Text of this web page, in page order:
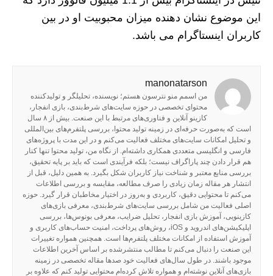
این موضوع نشان دهنده میزان محبوبیت او در بین
کاربران اینستاگرام می‌ باشد.
manonatarson
من اسمم منو نترسون هستم؛ نویسنده، تحلیلگر و تولیدکننده
محتوای تخصصی در حوزه سایت‌های شرط‌بندی، بازی انفجار،
کازینو آنلاین و فناوری‌های مرتبط با این صنعت. بیش از ۸ سال
است که به‌صورت حرفه‌ای در زمینه تولید محتوا، بررسی پلتفرم‌های بین‌المللی
و تحلیل امکانات سایت‌های مختلف فعالیت می‌کنم و در این مدت با پروژه‌های
فارسی و انگلیسی متعددی همکاری داشته‌ام. از نگاه من، تولید محتوا تنها کنار
هم قرار دادن چند پاراگراف نیست؛ بلکه فرآیندی است که باید بر پایه تحقیق،
بررسی منابع معتبر و شناخت نیاز کاربران شکل بگیرد. به همین دلیل، قبل از
انتشار هر مقاله زمان زیادی را صرف مطالعه، مقایسه و بررسی اطلاعات
می‌کنم تا محتوایی دقیق، کاربردی و به‌روز در اختیار مخاطبان قرار گیرد. حوزه
اصلی فعالیت من شامل بررسی سایت‌های شرط‌بندی، معرفی بازی‌های
کازینویی، آموزش بازی انفجار، تحلیل ضرایب، معرفی بونوس‌ها، بررسی
اپلیکیشن‌های اندروید و iOS، روش‌های پرداخت، امنیت حساب‌های کاربری و
آموزش استفاده از امکانات مختلف پلتفرم‌ها است. همچنین همواره تغییرات
این صنعت را دنبال می‌کنم تا مطالب منتشرشده بر اساس آخرین اطلاعات
موجود باشند. در طول سال‌های فعالیت خود صدها مقاله تخصصی در زمینه
بازی‌های آنلاین نوشته‌ام و همواره تلاش کرده‌ام محتوایی تولید کنم که علاوه بر